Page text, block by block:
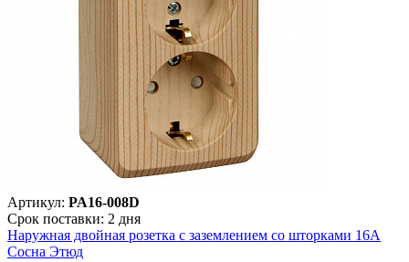
Артикул: PA16-008D
Срок поставки: 2 дня
Наружная двойная розетка с заземлением со шторками 16А
Сосна Этюд